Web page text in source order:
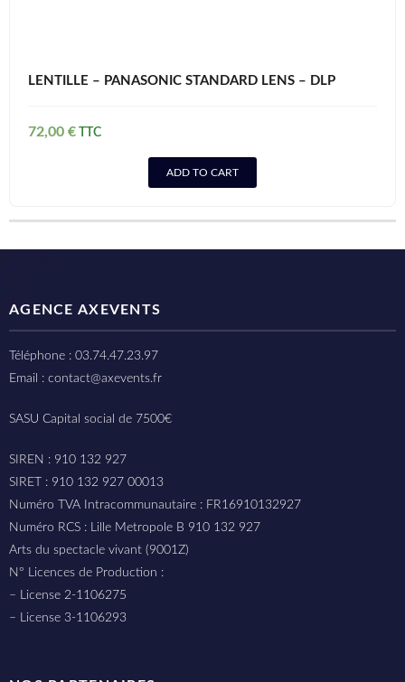
LENTILLE – PANASONIC STANDARD LENS – DLP
72,00 €
ADD TO CART
AGENCE AXEVENTS
Téléphone : 03.74.47.23.97
Email : contact@axevents.fr
SASU Capital social de 7500€
SIREN : 910 132 927
SIRET : 910 132 927 00013
Numéro TVA Intracommunautaire : FR16910132927
Numéro RCS : Lille Metropole B 910 132 927
Arts du spectacle vivant (9001Z)
N° Licences de Production :
– License 2-1106275
– License 3-1106293